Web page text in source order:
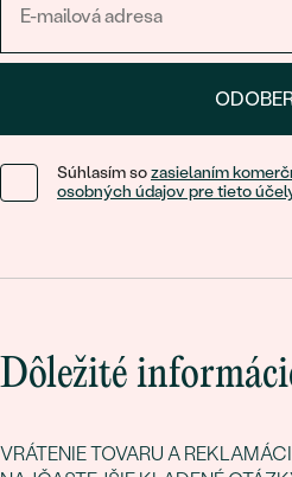
Súhlasím sozasielaním
osobných údajov pre tieto
Dôležité
VRÁTENIE TOVARU A